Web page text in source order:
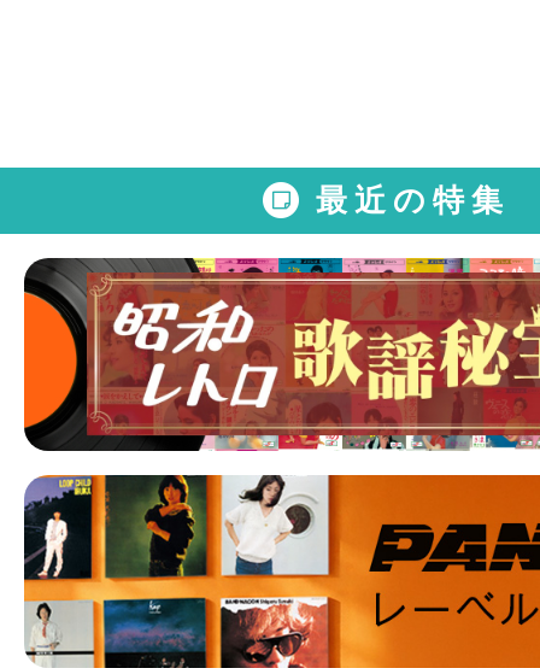
最近の特集